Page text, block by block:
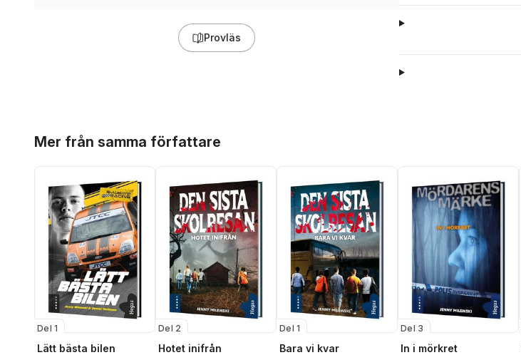
Provläs
Mer från samma författare
Del 1
Lätt bästa bilen
Del 2
Hotet inifrån
Del 1
Bara vi kvar
Del 3
In i mörkret